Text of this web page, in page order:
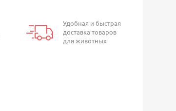
Удобная и быстрая
доставка товаров
для животных